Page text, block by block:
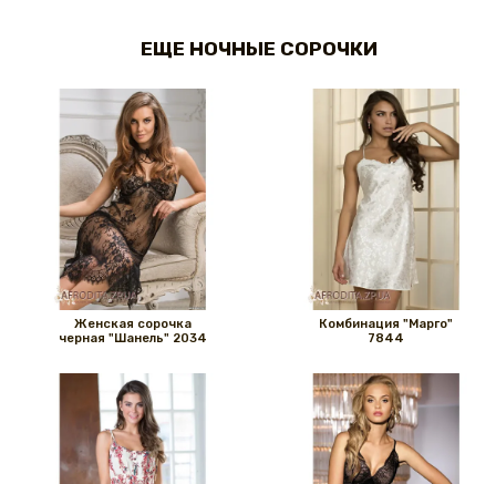
ЕЩЕ НОЧНЫЕ СОРОЧКИ
Женская сорочка
черная "Шанель" 2034
Комбинация "Марго"
7844